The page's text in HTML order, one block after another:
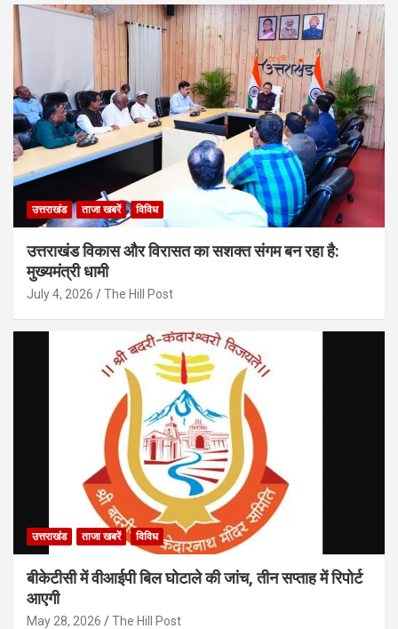
उत्तराखंड ताजा खबरें विविध
उत्तराखंड विकास और विरासत का सशक्त संगम बन रहा है:
मुख्यमंत्री धामी
July 4, 2026 The Hill Post
उत्तराखंड ताजा खबरें विविध
बीकेटीसी में वीआईपी बिल घोटाले की जांच, तीन सप्ताह में रिपोर्ट
आएगी
May 28, 2026 The Hill Post